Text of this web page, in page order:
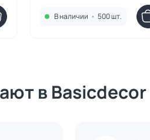
В наличии • 500 шт.
в Basicdecor